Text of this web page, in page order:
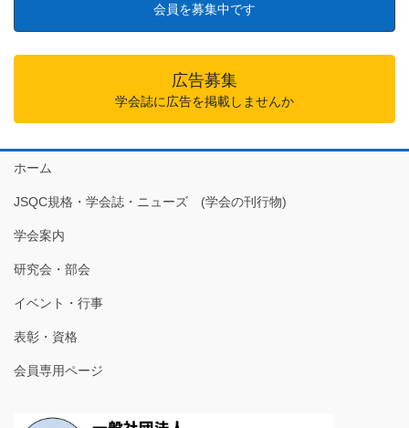
会員を募集中です
広告募集
学会誌に広告を掲載しませんか
ホーム
JSQC規格・学会誌・ニューズ (学会の刊行物)
学会案内
研究会・部会
イベント・行事
表彰・資格
会員専用ページ